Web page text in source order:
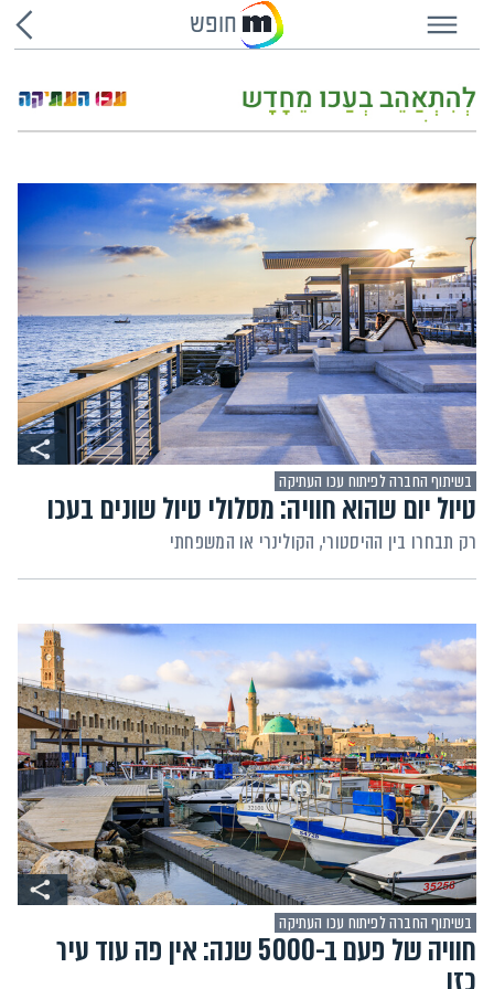
חופש
בשיתוף החברה לפיתוח עכו העתיקה
טיול יום שהוא חוויה: מסלולי טיול שונים בעכו
רק תבחרו בין ההיסטורי, הקולינרי או המשפחתי
בשיתוף החברה לפיתוח עכו העתיקה
חוויה של פעם ב-5000 שנה: אין פה עוד עיר